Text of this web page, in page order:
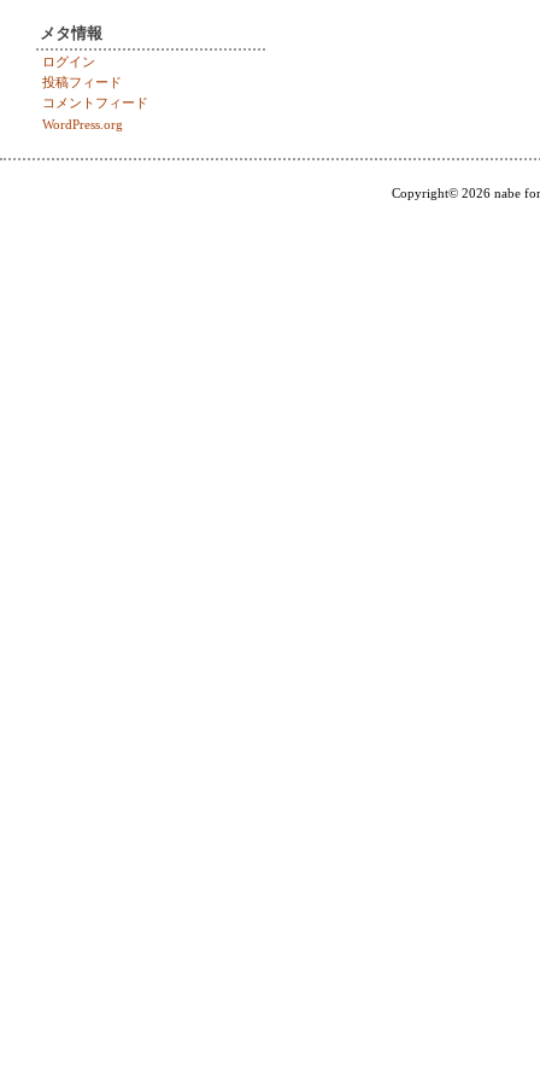
メタ情報
ログイン
投稿フィード
コメントフィード
WordPress.org
Copyright© 2026 nabe